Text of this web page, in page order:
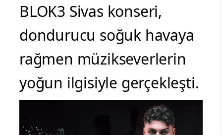
BLOK3 Sivas konseri,
dondurucu soğuk havaya
rağmen müzikseverlerin
yoğun ilgisiyle gerçekleşti.